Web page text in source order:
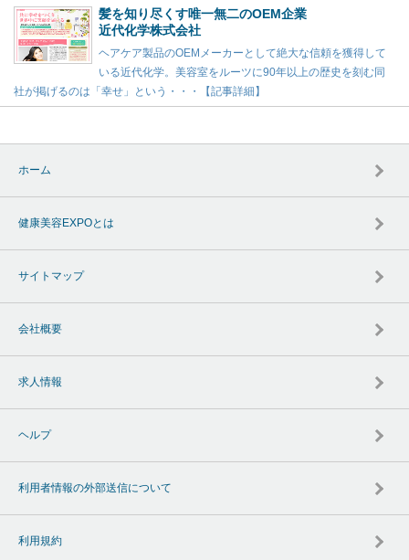
髪を知り尽くす唯一無二のOEM企業
近代化学株式会社
ヘアケア製品のOEMメーカーとして絶大な信頼を獲得して
いる近代化学。美容室をルーツに90年以上の歴史を刻む同
社が掲げるのは「幸せ」という・・・【記事詳細】
ホーム
健康美容EXPOとは
サイトマップ
会社概要
求人情報
ヘルプ
利用者情報の外部送信について
利用規約